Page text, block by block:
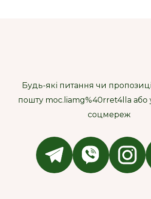
Будь-які питання чи
пошту moc.liamg%40rret4lla або
соцмереж